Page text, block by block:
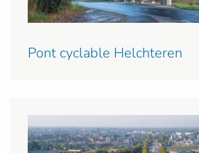
Pont cyclable Helchteren